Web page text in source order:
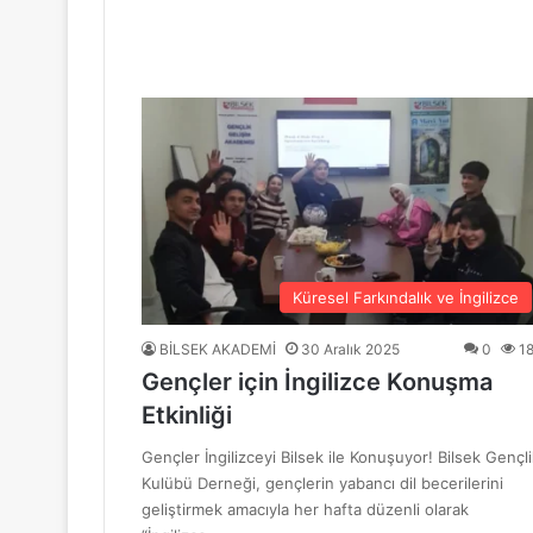
10 Haziran 2026
BİLSEK Türk Sanat Müziği Korosu
4 Haziran 2026
“Sevda ve Nostalji Yolculuğu”
18 Mayıs 2026
GENÇ YÜREKLER ŞİİRLE BULUŞTU
6 Mayıs 2026
Küresel Farkındalık ve İngilizce
BİLSEK AKADEMİ 30 Aralık 2025 0
Gençler için İngilizce Konuşma
Etkinliği
Gençler İngilizceyi Bilsek ile Konuşuyor! Bilsek
Kulübü Derneği, gençlerin yabancı dil becerilerini
geliştirmek amacıyla her hafta düzenli olarak